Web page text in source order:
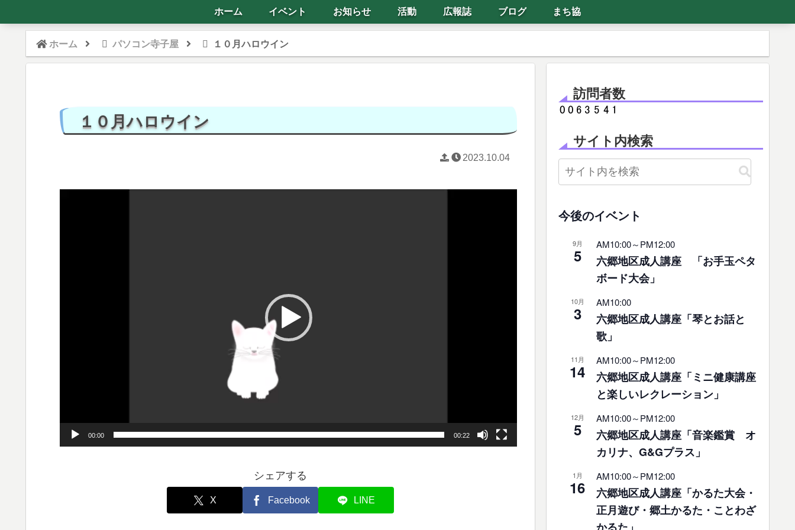
ホーム イベント お知らせ 活動 広報誌 ブログ まち協
ホーム パソコン寺子屋 １０月ハロウイン
１０月ハロウイン
2023.10.04
00:00 00:22
シェアする
X Facebook LINE
訪問者数
サイト内検索
今後のイベント
9月
5
AM10:00～PM12:00
六郷地区成人講座 「お手玉ペタ
ボード大会」
10月
3
AM10:00
六郷地区成人講座「琴とお話と
歌」
11月
14
AM10:00～PM12:00
六郷地区成人講座「ミニ健康講座
と楽しいレクレーション」
12月
5
AM10:00～PM12:00
六郷地区成人講座「音楽鑑賞 オ
カリナ、G&Gプラス」
1月
16
AM10:00～PM12:00
六郷地区成人講座「かるた大会・
正月遊び・郷土かるた・ことわざ